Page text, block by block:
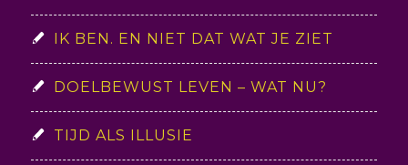
IK BEN. EN NIET DAT WAT JE ZIET
DOELBEWUST LEVEN – WAT NU?
TIJD ALS ILLUSIE